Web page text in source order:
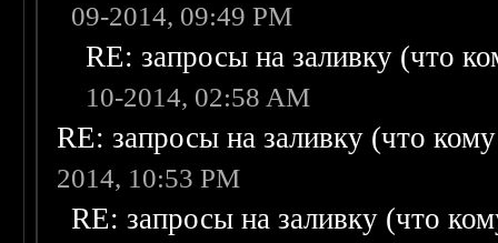
09-2014, 09:49 PM
RE: запросы на заливку (что
10-2014, 02:58 AM
RE: запросы на заливку (что
2014, 10:53 PM
RE: запросы на заливку (что